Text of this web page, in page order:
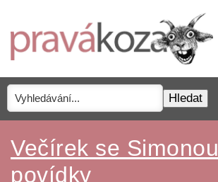
Večírek se Simonou
povídky